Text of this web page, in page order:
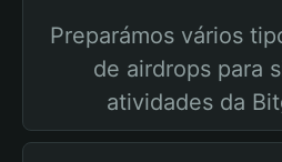
Preparámos vários
de airdrops para
atividades da